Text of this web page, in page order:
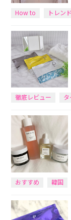
How to トレンド
徹底レビュー
おすすめ 韓国